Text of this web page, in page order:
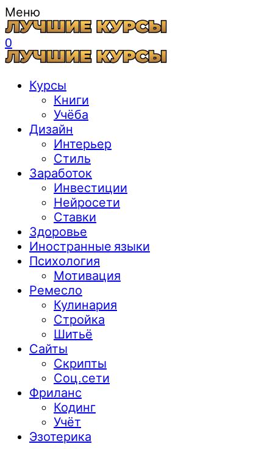
Меню
0
Курсы
Книги
Учёба
Дизайн
Интерьер
Стиль
Заработок
Инвестиции
Нейросети
Ставки
Здоровье
Иностранные языки
Психология
Мотивация
Ремесло
Кулинария
Стройка
Шитьё
Сайты
Скрипты
Соц.сети
Фриланс
Кодинг
Учёт
Эзотерика